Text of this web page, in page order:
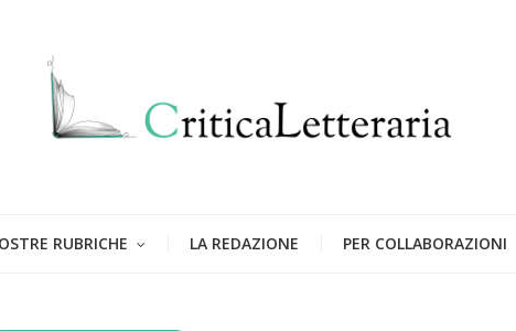
RUBRICHE LA REDAZIONE PER COLLABORAZIONI